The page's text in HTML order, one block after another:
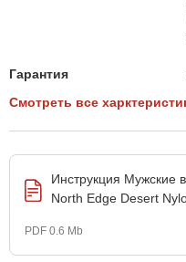
Гарантия
Смотреть все
Инструкция Мужские
North Edge Desert
PDF 0.6 Mb